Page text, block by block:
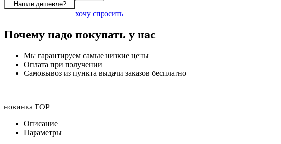
хочу спросить
Почему надо покупать у нас
Мы гарантируем самые низкие цены
Оплата при получении
Самовывоз из пункта выдачи заказов бесплатно
новинка TOP
Описание
Параметры